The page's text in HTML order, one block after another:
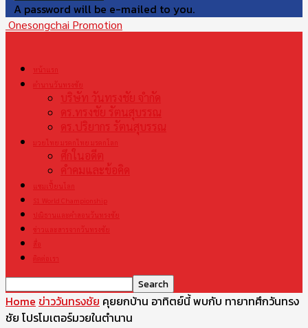
A password will be e-mailed to you.
Onesongchai Promotion
หน้าแรก
ตำนานวันทรงชัย
บริษัท วันทรงชัย จำกัด
ดร.ทรงชัย รัตนสุบรรณ
ดร.ปริยากร รัตนสุบรรณ
มวยไทย มรดกไทย มรดกโลก
ศึกในอดีต
คำคมและข้อคิด
แชมเปี้ยนโลก
S1 World Championship
ปณิธานและคำสอนวันทรงชัย
ข่าวและสารจากวันทรงชัย
สื่อ
ติดต่อเรา
Home ข่าววันทรงชัย คุยยกบ้าน อาทิตย์นี้ พบกับ ทายาทศึกวันทรง
ชัย โปรโมเตอร์มวยในตำนาน